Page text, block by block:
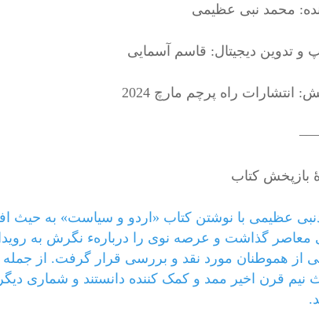
محمد نبی عظیمی
و تدوین دیجیتال: قاسم آسمایی
انتشارات راه پرچم مارچ 2024
بازپخش کتاب
عظیمی با نوشتن کتاب «اردو و سیاست» به حیث
معاصر گذاشت و عرصه نوی را دربارهء نگرش به
از هموطنان مورد نقد و بررسی قرار گرفت. از
نیم قرن اخیر ممد و کمک کننده دانستند و شماری دیگر